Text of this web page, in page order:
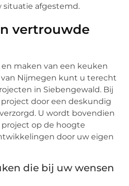
afgestemd.
vertrouwde
maken van een keuken
Nijmegen kunt u terecht
in Siebengewald. Bij
door een deskundig
U wordt bovendien
op de hoogte
door uw eigen
die bij uw wensen